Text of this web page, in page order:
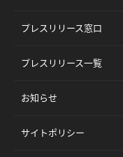
プレスリリース窓口
プレスリリース一覧
お知らせ
サイトポリシー